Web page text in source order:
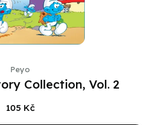
Peyo
Collection, Vol. 2
105 Kč